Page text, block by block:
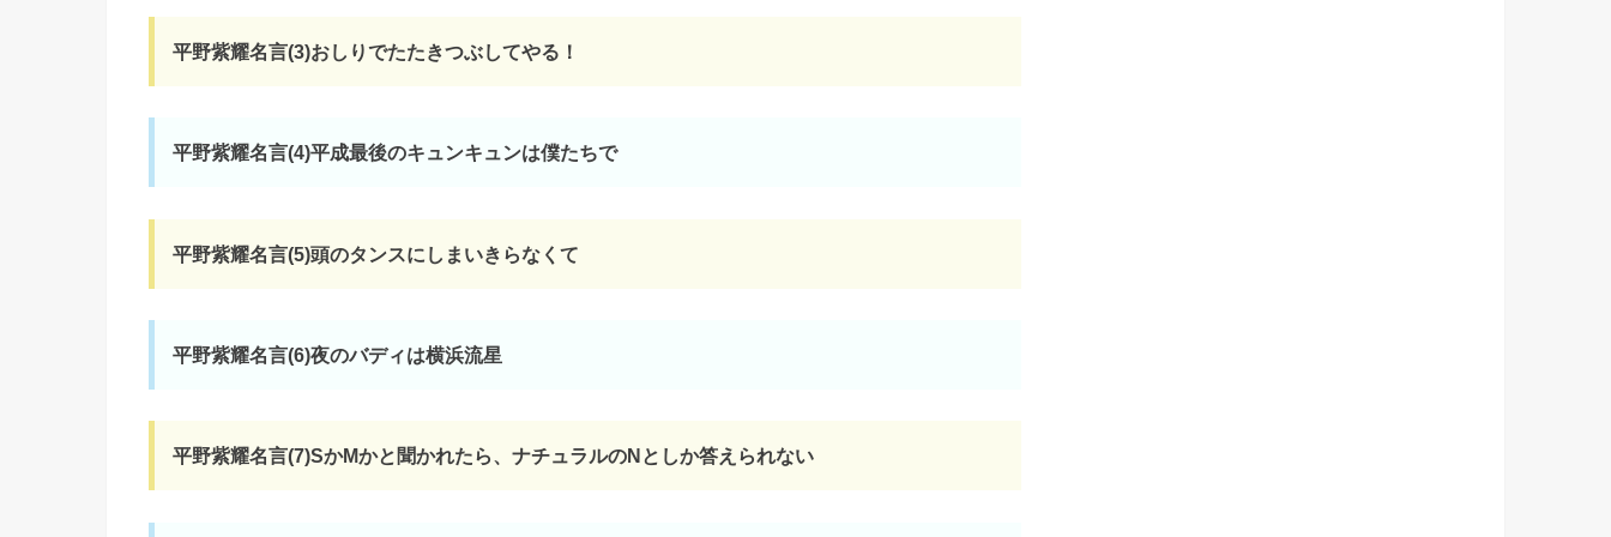
平野紫耀名言(3)おしりでたたきつぶしてやる！
平野紫耀名言(4)平成最後のキュンキュンは僕たちで
平野紫耀名言(5)頭のタンスにしまいきらなくて
平野紫耀名言(6)夜のバディは横浜流星
平野紫耀名言(7)SかMかと聞かれたら、ナチュラルのNとしか答えられない